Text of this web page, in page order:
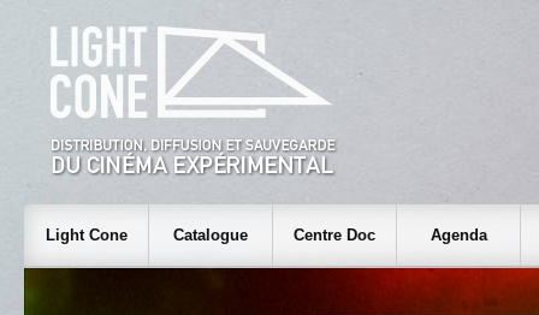
Light Cone Catalogue Centre Doc Agenda